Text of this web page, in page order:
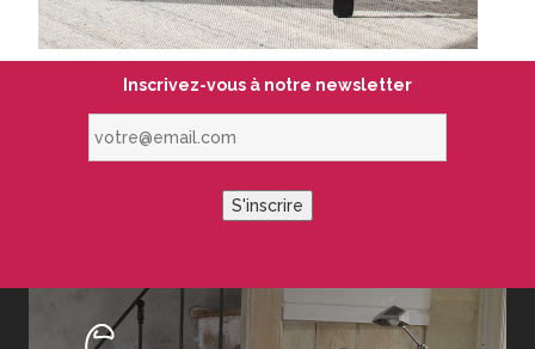
Inscrivez-vous à notre newsletter
S'inscrire